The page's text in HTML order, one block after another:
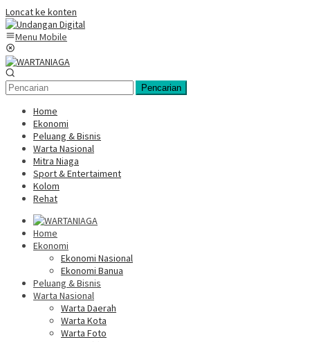
Loncat ke konten
Menu Mobile
Pencarian
Home
Ekonomi
Peluang & Bisnis
Warta Nasional
Mitra Niaga
Sport & Entertaiment
Kolom
Rehat
Home
Ekonomi
Ekonomi Nasional
Ekonomi Banua
Peluang & Bisnis
Warta Nasional
Warta Daerah
Warta Kota
Warta Foto